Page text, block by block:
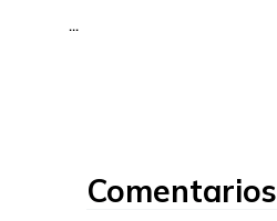
...
Comentarios